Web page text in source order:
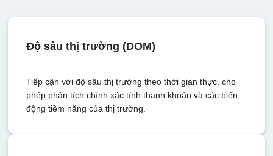
Độ sâu thị trường (DOM)
Tiếp cận với độ sâu thị trường theo thời gian thực, cho
phép phân tích chính xác tính thanh khoản và các biến
động tiềm năng của thị trường.